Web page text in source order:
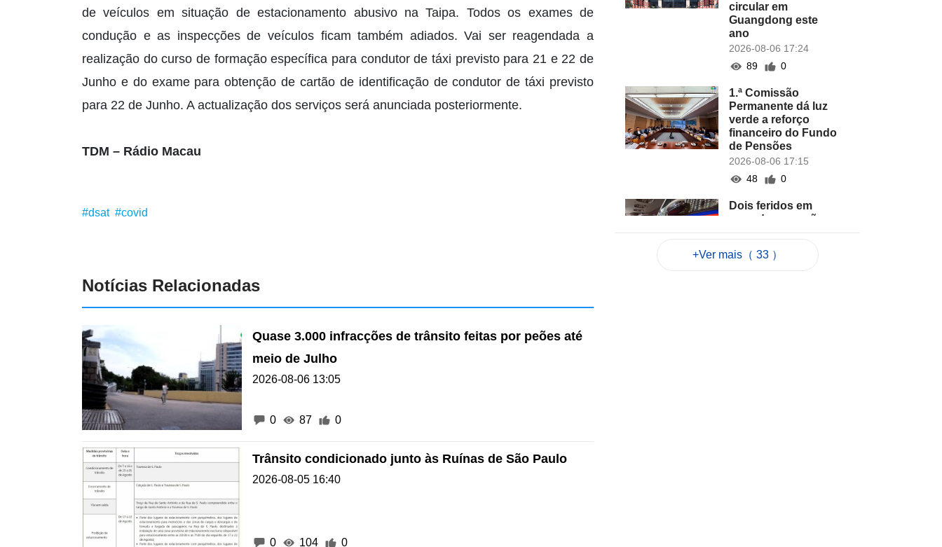
de veículos em situação de estacionamento abusivo na Taipa. Todos os exames de
condução e as inspecções de veículos ficam também adiados. Vai ser reagendada a
realização do curso de formação específica para condutor de táxi previsto para 21 e 22 de
Junho e do exame para obtenção de cartão de identificação de condutor de táxi previsto
para 22 de Junho. A actualização dos serviços será anunciada posteriormente.
TDM – Rádio Macau
#dsat #covid
Notícias Relacionadas
Quase 3.000 infracções de trânsito feitas por peões até
meio de Julho
2026-08-06 13:05
0 87 0
Trânsito condicionado junto às Ruínas de São Paulo
2026-08-05 16:40
0 104 0
circular em
Guangdong este
ano
2026-08-06 17:24
89
0
1.ª Comissão
Permanente dá luz
verde a reforço
financeiro do Fundo
de Pensões
2026-08-06 17:15
48
0
Dois feridos em
caso de agressões
+Ver mais（ 33 ）